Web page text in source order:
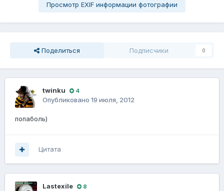
Просмотр EXIF информации фотографии
Поделиться Подписчики 0
twinku 4
Опубликовано 19 июля, 2012
попаболь)
Цитата
Lastexile 8